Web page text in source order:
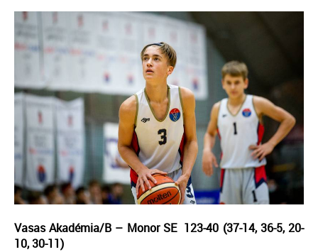
Vasas Akadémia/B – Monor SE 123-40 (37-14, 36-5, 20-
10, 30-11)